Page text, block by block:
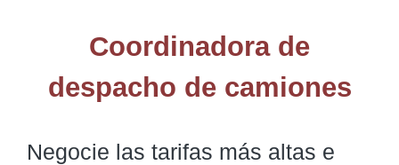
Coordinadora de
despacho de camiones
Negocie las tarifas más altas e